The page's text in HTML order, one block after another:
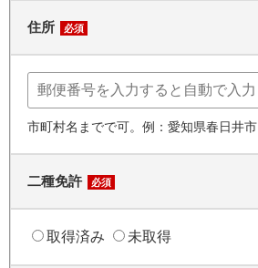
住所 必須
市町村名までで可。例：愛知県春日井市
二種免許 必須
取得済み 未取得